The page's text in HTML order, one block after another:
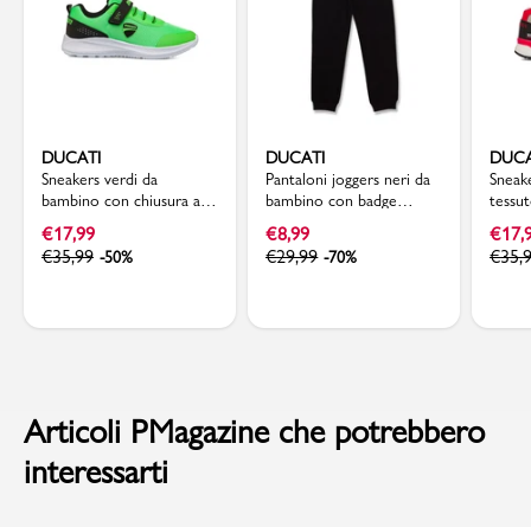
DUCATI
Sneakers verdi da
bambino con chiusura a
strappo e logo Ducati
€17,99
€35,99 -50%
DUCATI
Pantaloni joggers neri da
bambino con badge
Ducati Corse
€8,99
€29,99 -70%
logo
€
€
Articoli PMagazine che potrebbero
interessarti